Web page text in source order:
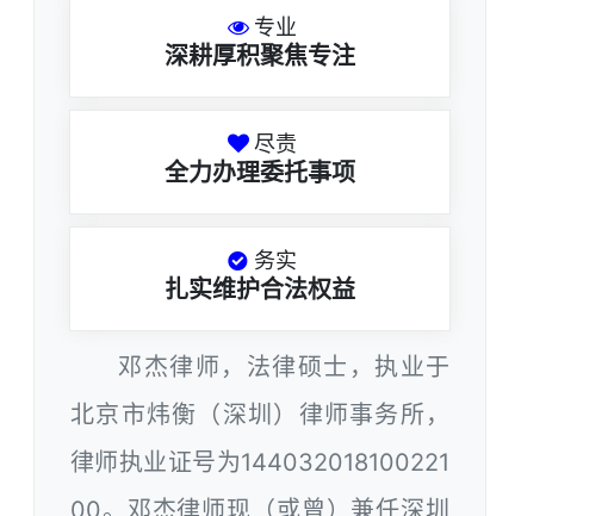
专业
深耕厚积聚焦专注
尽责
全力办理委托事项
务实
扎实维护合法权益
邓杰律师，法律硕士，执业于
北京市炜衡（深圳）律师事务所，
律师执业证号为144032018100221
00。邓杰律师现（或曾）兼任深圳